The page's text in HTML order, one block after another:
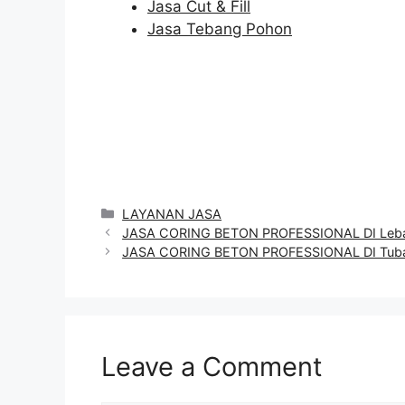
Jasa Cut & Fill
Jasa Tebang Pohon
Categories
LAYANAN JASA
JASA CORING BETON PROFESSIONAL DI
JASA CORING BETON PROFESSIONAL DI
Leave a Comment